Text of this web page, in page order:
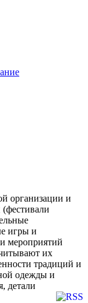
организации и
игры и
мероприятий
их
традиций и
одежды и
детали